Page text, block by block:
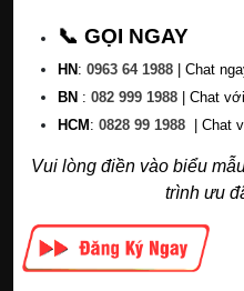
📞 GỌI NGAY
HN: 0963 64 1988 | Chat
BN : 082 999 1988 | Chat
HCM: 0828 99 1988 | Chat
Vui lòng điền vào biểu
trình ưu